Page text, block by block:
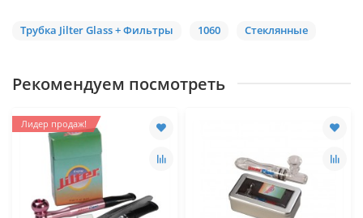
Трубка Jilter Glass + Фильтры 1060 Стеклянные
Рекомендуем посмотреть
Лидер продаж!